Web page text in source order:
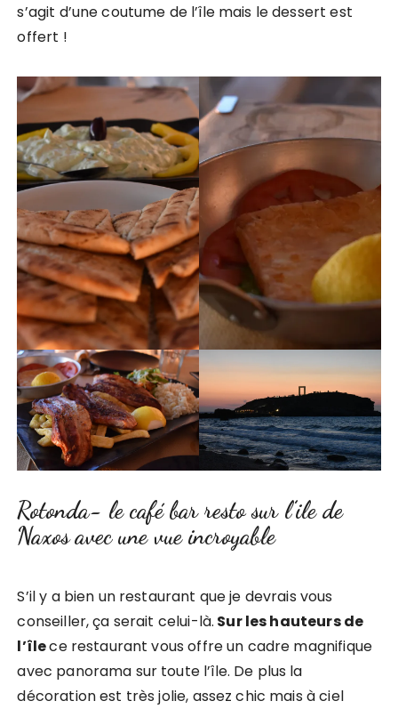
s’agit d’une coutume de l’île mais le dessert est
offert !
Rotonda- le café bar resto sur l’ile de
Naxos avec une vue incroyable
S’il y a bien un restaurant que je devrais vous
conseiller, ça serait celui-là. Sur les hauteurs de
l’îlece restaurant vous offre un cadre magnifique
avec panorama sur toute l’île. De plus la
décoration est très jolie, assez chic mais à ciel